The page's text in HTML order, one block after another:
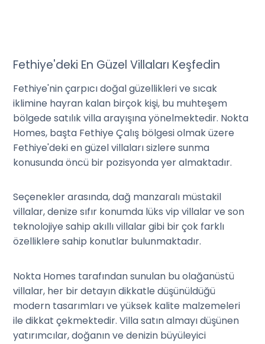
Fethiye'deki En Güzel Villaları Keşfedin
Fethiye'nin çarpıcı doğal güzellikleri ve sıcak
iklimine hayran kalan birçok kişi, bu muhteşem
bölgede satılık villa arayışına yönelmektedir. Nokta
Homes, başta Fethiye Çalış bölgesi olmak üzere
Fethiye'deki en güzel villaları sizlere sunma
konusunda öncü bir pozisyonda yer almaktadır.
Seçenekler arasında, dağ manzaralı müstakil
villalar, denize sıfır konumda lüks vip villalar ve son
teknolojiye sahip akıllı villalar gibi bir çok farklı
özelliklere sahip konutlar bulunmaktadır.
Nokta Homes tarafından sunulan bu olağanüstü
villalar, her bir detayın dikkatle düşünüldüğü
modern tasarımları ve yüksek kalite malzemeleri
ile dikkat çekmektedir. Villa satın almayı düşünen
yatırımcılar, doğanın ve denizin büyüleyici